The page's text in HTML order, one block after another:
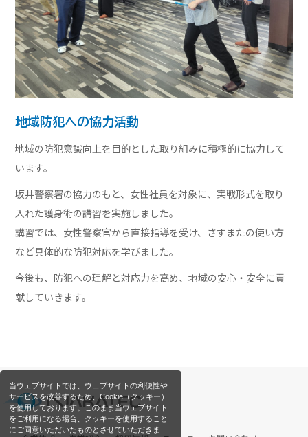
当ウェブサイトでは、ウェブサイトの利便性や
サービスを改善するため、Cookie（クッキー）
を使用しております。このまま当ウェブサイト
をご利用になる場合、クッキーを使用すること
にご同意いただいたものとさせていただきま
地域防犯への協力活動
地域の防犯意識向上を目的とした取り組みに積極的に協力して
います。
坂井警察署の協力のもと、女性社員を対象に、実戦形式を取り
入れた護身術の講習を実施しました。
講習では、女性警察官から直接指導を受け、さすまたの使い方
など具体的な防犯対応を学びました。
今後も、防犯への理解と対応力を高め、地域の安心・安全に貢
献していきます。